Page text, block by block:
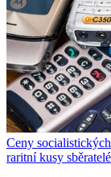
Ceny
raritní kusy